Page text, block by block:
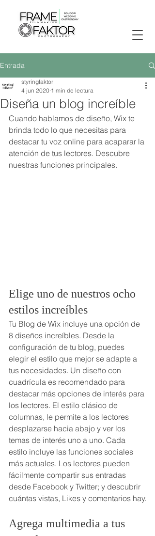
Entrada
Diseña un blog increíble
styringfaktor
4 jun 2020 1 min de lectura
Cuando hablamos de diseño, Wix te
brinda todo lo que necesitas para
destacar tu voz online para acaparar la
atención de tus lectores. Descubre
nuestras funciones principales.
Elige uno de nuestros ocho
estilos increíbles
Tu Blog de Wix incluye una opción de
8 diseños increíbles. Desde la
configuración de tu blog, puedes
elegir el estilo que mejor se adapte a
tus necesidades. Un diseño con
cuadrícula es recomendado para
destacar más opciones de interés para
los lectores. El estilo clásico de
columnas, le permite a los lectores
desplazarse hacia abajo y ver los
temas de interés uno a uno. Cada
estilo incluye las funciones sociales
más actuales. Los lectores pueden
fácilmente compartir sus entradas
desde Facebook y Twitter; y descubrir
cuántas vistas, Likes y comentarios hay.
Agrega multimedia a tus